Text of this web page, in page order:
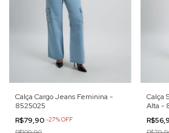
Calça Cargo Jeans Feminina -
8525025
R$79,90 -27%OFF
Calça
Alta -